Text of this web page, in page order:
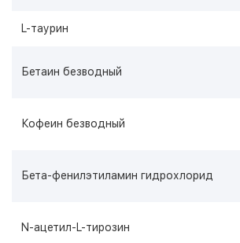
L-таурин
Бетаин безводный
Кофеин безводный
Бета-фенилэтиламин гидрохлорид
N-ацетил-L-тирозин